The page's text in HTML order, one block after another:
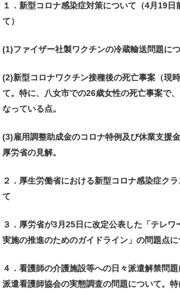
１．新型コロナ感染症対策について（4月19日
て）
(1)ファイザー社製ワクチンの冷蔵輸送問題につ
(2)新型コロナワクチン接種後の死亡事案（現
て。特に、八女市での26歳女性の死亡事案で
なっている点。
(3)雇用調整助成金のコロナ特例及び休業支援
厚労省の見解。
２．厚生労働省における新型コロナ感染症ク
て
３．厚労省が3月25日に改定公表した「テレワ
実施の推進のためのガイドライン」の問題点に
４．看護師の介護施設等への日々派遣解禁問
派遣看護師協会の実態調査の問題について。